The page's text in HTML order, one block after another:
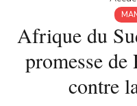
Afrique du
promesse de
contre